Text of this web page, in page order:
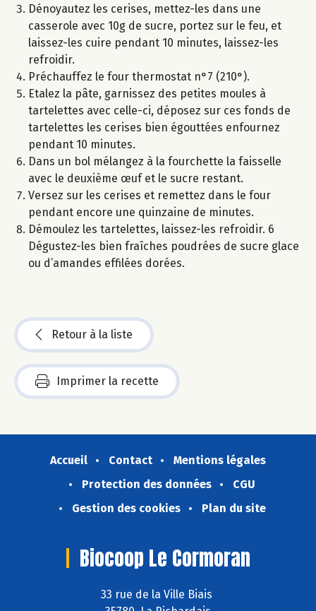
Dénoyautez les cerises, mettez-les dans une
casserole avec 10g de sucre, portez sur le feu, et
laissez-les cuire pendant 10 minutes, laissez-les
refroidir.
Préchauffez le four thermostat n°7 (210°).
Etalez la pâte, garnissez des petites moules à
tartelettes avec celle-ci, déposez sur ces fonds de
tartelettes les cerises bien égouttées enfournez
pendant 10 minutes.
Dans un bol mélangez à la fourchette la faisselle
avec le deuxième œuf et le sucre restant.
Versez sur les cerises et remettez dans le four
pendant encore une quinzaine de minutes.
Démoulez les tartelettes, laissez-les refroidir. 6
Dégustez-les bien fraîches poudrées de sucre glace
ou d’amandes effilées dorées.
Retour à la liste
Imprimer la recette
Accueil Contact
Mentions légales
Protection des données
CGU
Gestion des cookies
Plan du site
Biocoop Le Cormoran
33 rue de la Ville Biais